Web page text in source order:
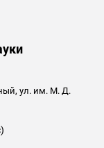
ул. им. М. Д.